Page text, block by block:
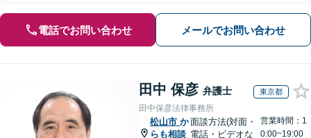
電話でお問い合わせ メールでお問い合わせ
田中 保彦 弁護士 東京都
田中保彦法律事務所
松山市 か
らも相談
面談方法(対面・
電話・ビデオな
営業時間：1
0:00~19:00